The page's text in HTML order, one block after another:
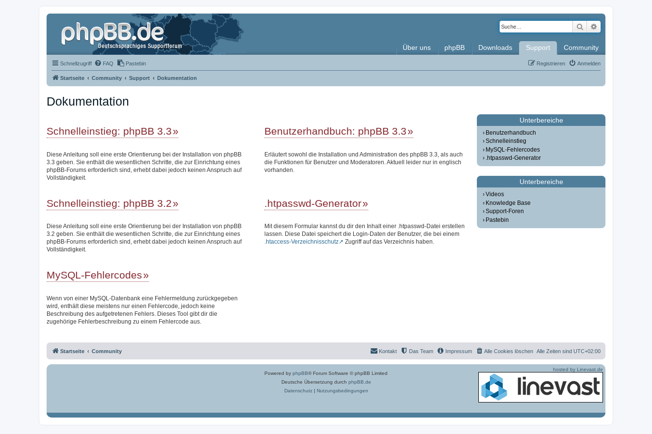
Suche
Über uns phpBB Downloads Support Community
Schnellzugriff FAQ Pastebin Anmelden
Registrieren
Startseite Community Support Dokumentation
Dokumentation
Schnelleinstieg: phpBB 3.3
Diese Anleitung soll eine erste Orientierung bei der Installation von phpBB
3.3 geben. Sie enthält die wesentlichen Schritte, die zur Einrichtung eines
phpBB-Forums erforderlich sind, erhebt dabei jedoch keinen Anspruch auf
Vollständigkeit.
Benutzerhandbuch: phpBB 3.3
Erläutert sowohl die Installation und Administration des phpBB 3.3, als auch
die Funktionen für Benutzer und Moderatoren. Aktuell leider nur in englisch
vorhanden.
Schnelleinstieg: phpBB 3.2
Diese Anleitung soll eine erste Orientierung bei der Installation von phpBB
3.2 geben. Sie enthält die wesentlichen Schritte, die zur Einrichtung eines
phpBB-Forums erforderlich sind, erhebt dabei jedoch keinen Anspruch auf
Vollständigkeit.
.htpasswd-Generator
Mit diesem Formular kannst du dir den Inhalt einer .htpasswd-Datei erstellen
lassen. Diese Datei speichert die Login-Daten der Benutzer, die bei einem
.htaccess-Verzeichnisschutz
Zugriff auf das Verzeichnis haben.
MySQL-Fehlercodes
Wenn von einer MySQL-Datenbank eine Fehlermeldung zurückgegeben
wird, enthält diese meistens nur einen Fehlercode, jedoch keine
Beschreibung des aufgetretenen Fehlers. Dieses Tool gibt dir die
zugehörige Fehlerbeschreibung zu einem Fehlercode aus.
Unterbereiche
Benutzerhandbuch
Schnelleinstieg
MySQL-Fehlercodes
.htpasswd-Generator
Unterbereiche
Videos
Knowledge Base
Support-Foren
Pastebin
Startseite Community Alle Zeiten sind UTC+02:00
Alle Cookies löschen
Impressum
Das Team
Kontakt
Powered by phpBB® Forum Software © phpBB Limited
Deutsche Übersetzung durch phpBB.de
Datenschutz| Nutzungsbedingungen
hosted by Linevast.de